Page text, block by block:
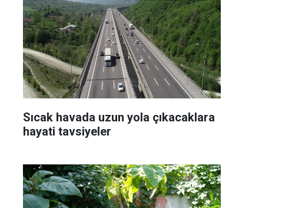
Sıcak havada uzun yola çıkacaklara
hayati tavsiyeler